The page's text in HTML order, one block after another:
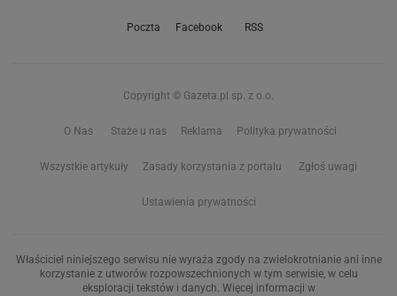
Poczta Facebook RSS
Copyright © Gazeta.pl sp. z o.o.
O Nas Staże u nas Reklama Polityka prywatności
Wszystkie artykuły Zasady korzystania z portalu Zgłoś uwagi
Ustawienia prywatności
Właściciel niniejszego serwisu nie wyraża zgody na zwielokrotnianie ani inne
korzystanie z utworów rozpowszechnionych w tym serwisie, w celu
eksploracji tekstów i danych. Więcej informacji w